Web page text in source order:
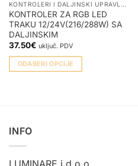
KONTROLERI I DALJINSKI UPRAVLJAČI ZA LED TRAKE
KONTROLER ZA RGB LED
TRAKU 12/24V(216/288W) SA
DALJINSKIM
37.50€ uključ. PDV
ODABERI OPCIJE
varijanti.
INFO
LUMINARE j.d.o.o.